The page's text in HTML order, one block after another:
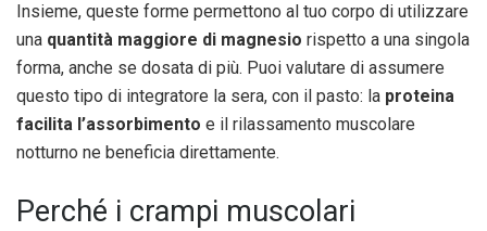
Insieme, queste forme permettono al tuo corpo di utilizzare
una quantità maggiore di magnesio rispetto a una singola
forma, anche se dosata di più. Puoi valutare di assumere
questo tipo di integratore la sera, con il pasto: la proteina
facilita l’assorbimento e il rilassamento muscolare
notturno ne beneficia direttamente.
Perché i crampi muscolari